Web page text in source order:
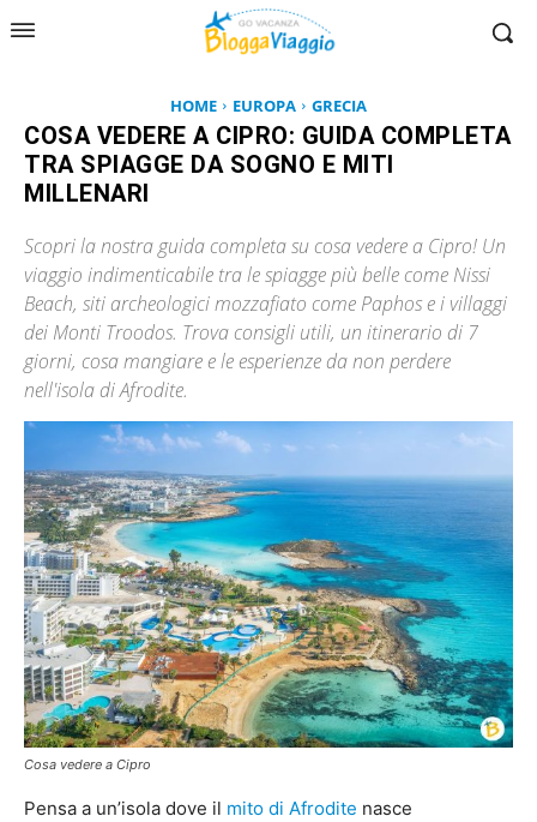
HOME EUROPA GRECIA
COSA VEDERE A CIPRO: GUIDA COMPLETA
TRA SPIAGGE DA SOGNO E MITI
MILLENARI
Scopri la nostra guida completa su cosa vedere a Cipro! Un
viaggio indimenticabile tra le spiagge più belle come Nissi
Beach, siti archeologici mozzafiato come Paphos e i villaggi
dei Monti Troodos. Trova consigli utili, un itinerario di 7
giorni, cosa mangiare e le esperienze da non perdere
nell'isola di Afrodite.
Cosa vedere a Cipro
Pensa a un’isola dove il mito di Afrodite nasce